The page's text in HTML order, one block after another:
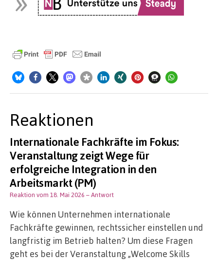
Reaktionen
Internationale Fachkräfte im Fokus:
Veranstaltung zeigt Wege für
erfolgreiche Integration in den
Arbeitsmarkt (PM)
Reaktion vom 18. Mai 2026 – Antwort
Wie können Unternehmen internationale
Fachkräfte gewinnen, rechtssicher einstellen und
langfristig im Betrieb halten? Um diese Fragen
geht es bei der Veranstaltung „Welcome Skills